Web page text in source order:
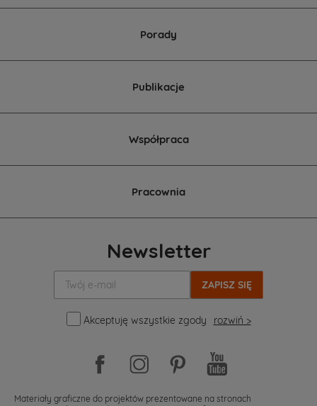
Porady
Publikacje
Współpraca
Pracownia
Newsletter
mail:
Akceptuję wszystkie zgody
rozwiń >
Materiały graficzne do projektów prezentowane na stronach